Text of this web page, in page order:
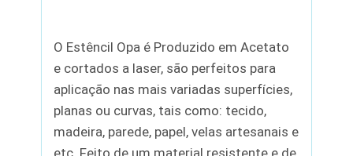
O Estêncil Opa é Produzido em Acetato
e cortados a laser, são perfeitos para
aplicação nas mais variadas superfícies,
planas ou curvas, tais como: tecido,
madeira, parede, papel, velas artesanais e
etc. Feito de um material resistente e de